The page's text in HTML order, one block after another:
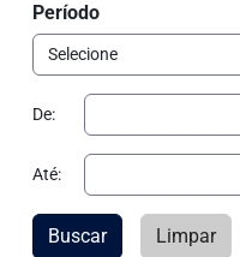
Período
De:
Até:
Buscar Limpar